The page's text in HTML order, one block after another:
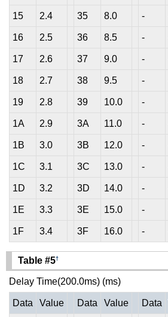
15 2.4 35 8.0 -
16 2.5 36 8.5 -
17 2.6 37 9.0 -
18 2.7 38 9.5 -
19 2.8 39 10.0 -
1A 2.9 3A 11.0 -
1B 3.0 3B 12.0 -
1C 3.1 3C 13.0 -
1D 3.2 3D 14.0 -
1E 3.3 3E 15.0 -
1F 3.4 3F 16.0 -
Table #5†
Delay Time(200.0ms) (ms)
Data Value Data Value Data